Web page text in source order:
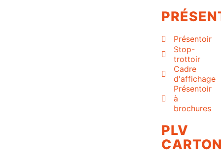
Présentoir
Stop-
trottoir
Cadre
d'affichage
Présentoir
à
brochures
PLV